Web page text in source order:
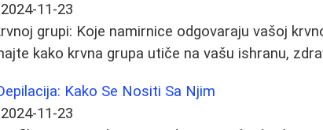
2024-11-23
grupi: Koje namirnice odgovaraju vašoj
kako krvna grupa utiče na vašu ishranu,
Kako Se Nositi Sa Njim
2024-11-23